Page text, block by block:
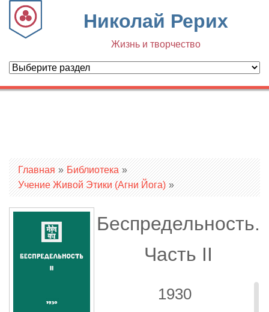
Николай Рерих
Жизнь и творчество
Вы здесь
Главная » Библиотека »
Учение Живой Этики (Агни Йога) »
Беспредельность.
Часть II
1930